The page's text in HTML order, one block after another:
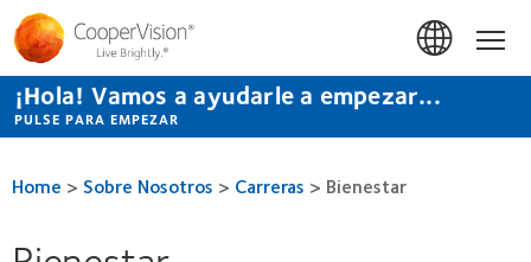
Pasar
contenido
principal
¡Hola! Vamos a ayudarle a empezar...
PULSE PARA EMPEZAR
Home > Sobre Nosotros > Carreras > Bienestar